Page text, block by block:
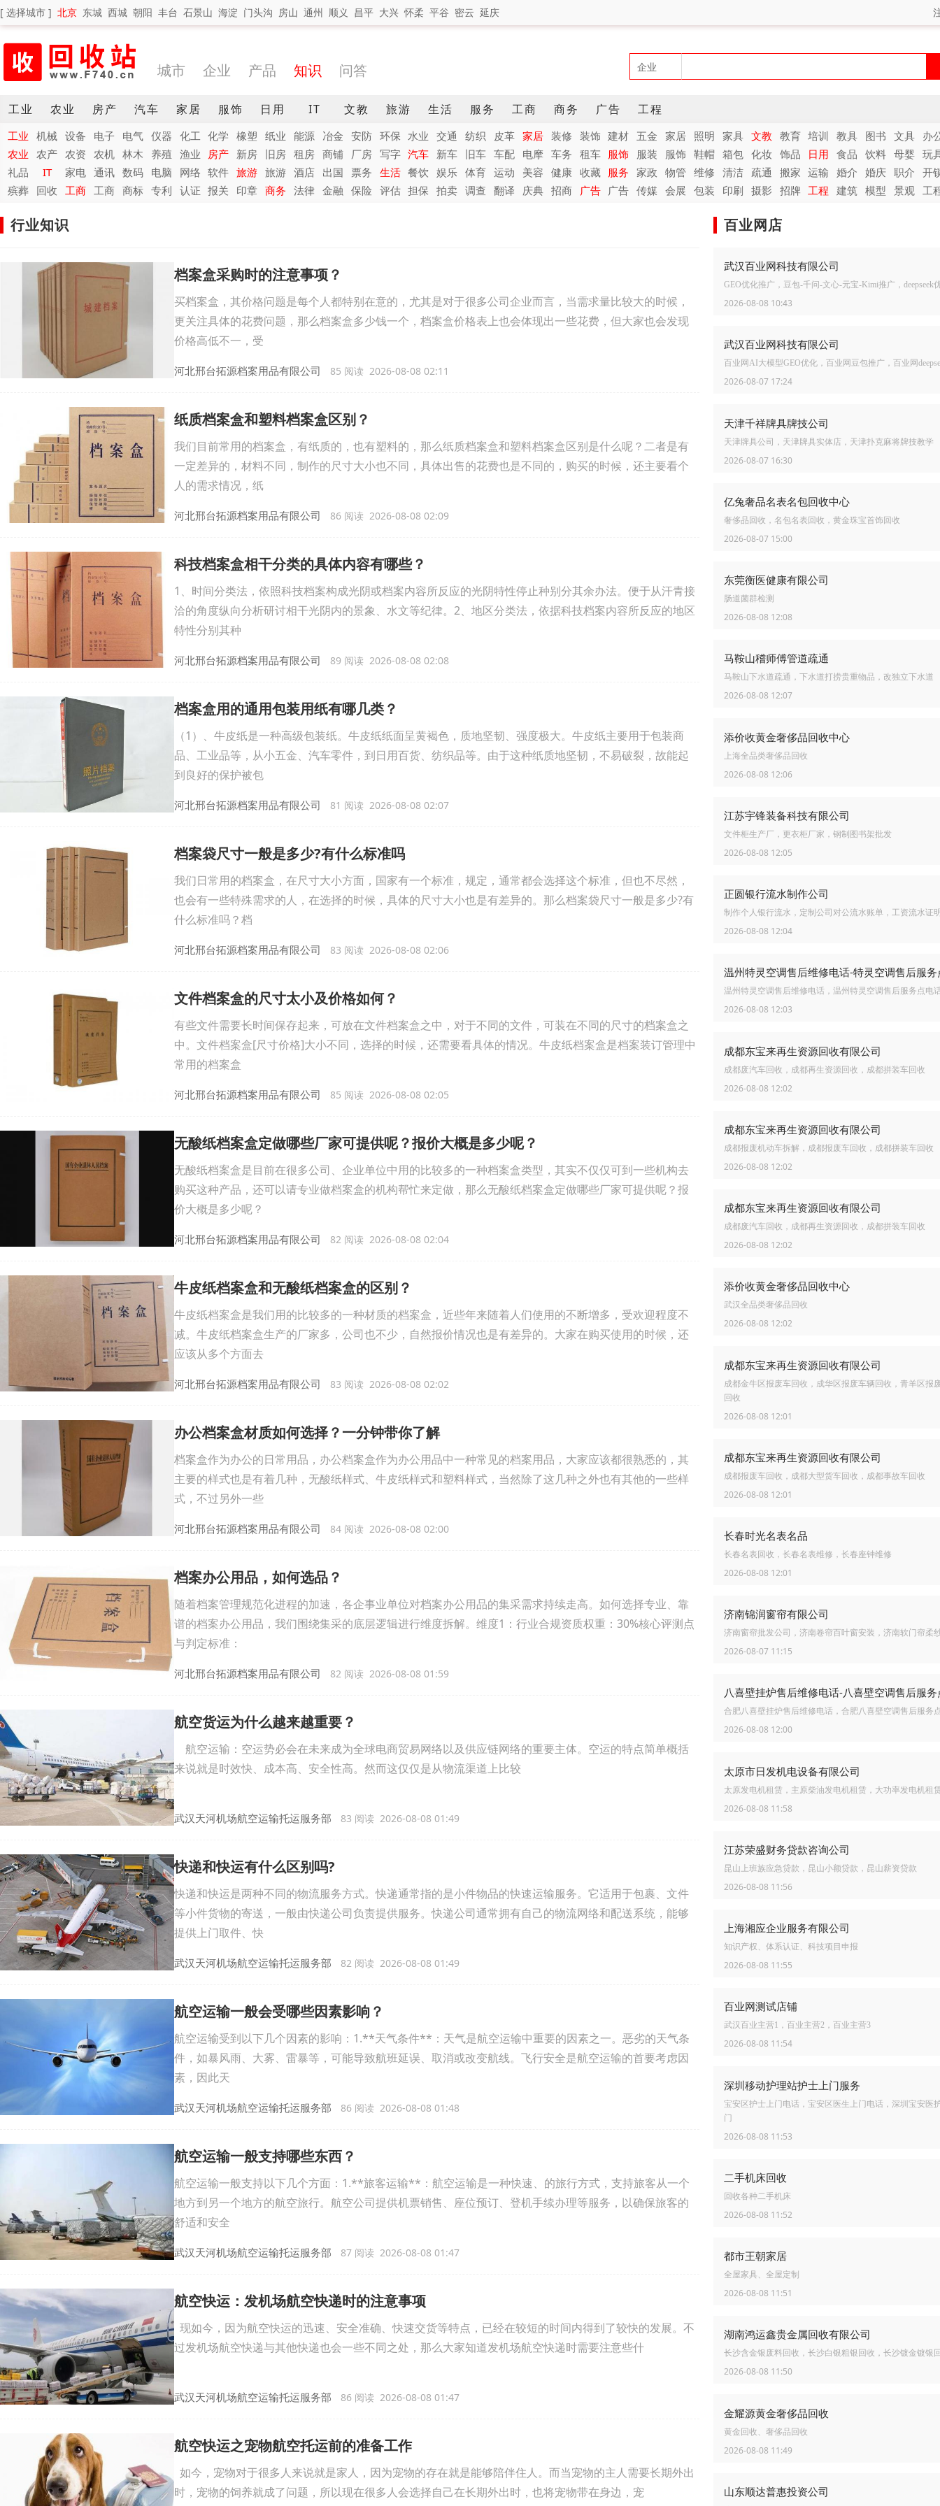
[ 选择城市 ] 北京 东城 西城 朝阳 丰台 石景山 海淀 门头沟 房山 通州 顺义 昌平 大兴 怀柔 平谷 密云 延庆
城市 企业 产品 知识 问答
工业 农业 房产 汽车 家居 服饰 日用 IT 文教 旅游 生活 服务 工商 商务 广告 工程
工业 机械 设备 电子 电气 仪器 化工 化学 橡塑 纸业 能源 冶金 安防 环保 水业 交通 纺织 皮革 家居 装修 装饰 建材 五金 家居 照明 家具 文教 教育 培训 教具 图书 文具 办
农业
农产 农资 农机 林木 养殖 渔业 房产 新房 旧房 租房 商铺 厂房 写字 汽车 新车 旧车 车配 电摩 车务 租车 服饰 服装 服饰 鞋帽 箱包 化妆 饰品 日用 食品 饮料 母婴 玩
礼品
IT 家电 通讯 数码 电脑 网络 软件 旅游 旅游 酒店 出国 票务 生活 餐饮 娱乐 体育 运动 美容 健康 收藏 服务 家政 物管 维修 清洁 疏通 搬家 运输 婚介 婚庆 职介 开
殡葬 回收 工商 工商 商标 专利 认证 报关 印章 商务 法律 金融 保险 评估 担保 拍卖 调查 翻译 庆典 招商 广告 广告 传媒 会展 包装 印刷 摄影 招牌 工程 建筑 模型 景观 工
行业知识
档案盒采购时的注意事项？
买档案盒，其价格问题是每个人都特别在意的，尤其是对于很多公司企业而言，当需求量比较大的时候，
更关注具体的花费问题，那么档案盒多少钱一个，档案盒价格表上也会体现出一些花费，但大家也会发现
价格高低不一，受
河北邢台拓源档案用品有限公司 85 阅读 2026-08-08 02:11
纸质档案盒和塑料档案盒区别？
我们目前常用的档案盒，有纸质的，也有塑料的，那么纸质档案盒和塑料档案盒区别是什么呢？二者是有
一定差异的，材料不同，制作的尺寸大小也不同，具体出售的花费也是不同的，购买的时候，还主要看个
人的需求情况，纸
河北邢台拓源档案用品有限公司 86 阅读 2026-08-08 02:09
科技档案盒相干分类的具体内容有哪些？
1、时间分类法，依照科技档案构成光阴或档案内容所反应的光阴特性停止种别分其余办法。便于从汗青接
洽的角度纵向分析研讨相干光阴内的景象、水文等纪律。2、地区分类法，依据科技档案内容所反应的地区
特性分别其种
河北邢台拓源档案用品有限公司 89 阅读 2026-08-08 02:08
档案盒用的通用包装用纸有哪几类？
（1）、牛皮纸是一种高级包装纸。牛皮纸纸面呈黄褐色，质地坚韧、强度极大。牛皮纸主要用于包装商
品、工业品等，从小五金、汽车零件，到日用百货、纺织品等。由于这种纸质地坚韧，不易破裂，故能起
到良好的保护被包
河北邢台拓源档案用品有限公司 81 阅读 2026-08-08 02:07
档案袋尺寸一般是多少?有什么标准吗
我们日常用的档案盒，在尺寸大小方面，国家有一个标准，规定，通常都会选择这个标准，但也不尽然，
也会有一些特殊需求的人，在选择的时候，具体的尺寸大小也是有差异的。那么档案袋尺寸一般是多少?有
什么标准吗？档
河北邢台拓源档案用品有限公司 83 阅读 2026-08-08 02:06
文件档案盒的尺寸太小及价格如何？
有些文件需要长时间保存起来，可放在文件档案盒之中，对于不同的文件，可装在不同的尺寸的档案盒之
中。文件档案盒[尺寸价格]大小不同，选择的时候，还需要看具体的情况。牛皮纸档案盒是档案装订管理中
常用的档案盒
河北邢台拓源档案用品有限公司 85 阅读 2026-08-08 02:05
无酸纸档案盒定做哪些厂家可提供呢？报价大概是多少呢？
无酸纸档案盒是目前在很多公司、企业单位中用的比较多的一种档案盒类型，其实不仅仅可到一些机构去
购买这种产品，还可以请专业做档案盒的机构帮忙来定做，那么无酸纸档案盒定做哪些厂家可提供呢？报
价大概是多少呢？
河北邢台拓源档案用品有限公司 82 阅读 2026-08-08 02:04
牛皮纸档案盒和无酸纸档案盒的区别？
牛皮纸档案盒是我们用的比较多的一种材质的档案盒，近些年来随着人们使用的不断增多，受欢迎程度不
减。牛皮纸档案盒生产的厂家多，公司也不少，自然报价情况也是有差异的。大家在购买使用的时候，还
应该从多个方面去
河北邢台拓源档案用品有限公司 83 阅读 2026-08-08 02:02
办公档案盒材质如何选择？一分钟带你了解
档案盒作为办公的日常用品，办公档案盒作为办公用品中一种常见的档案用品，大家应该都很熟悉的，其
主要的样式也是有着几种，无酸纸样式、牛皮纸样式和塑料样式，当然除了这几种之外也有其他的一些样
式，不过另外一些
河北邢台拓源档案用品有限公司 84 阅读 2026-08-08 02:00
档案办公用品，如何选品？
随着档案管理规范化进程的加速，各企事业单位对档案办公用品的集采需求持续走高。如何选择专业、靠
谱的档案办公用品，我们围绕集采的底层逻辑进行维度拆解。维度1：行业合规资质权重：30%核心评测点
与判定标准：
河北邢台拓源档案用品有限公司 82 阅读 2026-08-08 01:59
航空货运为什么越来越重要？
航空运输：空运势必会在未来成为全球电商贸易网络以及供应链网络的重要主体。空运的特点简单概括
来说就是时效快、成本高、安全性高。然而这仅仅是从物流渠道上比较
武汉天河机场航空运输托运服务部 83 阅读 2026-08-08 01:49
快递和快运有什么区别吗?
快递和快运是两种不同的物流服务方式。快递通常指的是小件物品的快速运输服务。它适用于包裹、文件
等小件货物的寄送，一般由快递公司负责提供服务。快递公司通常拥有自己的物流网络和配送系统，能够
提供上门取件、快
武汉天河机场航空运输托运服务部 82 阅读 2026-08-08 01:49
航空运输一般会受哪些因素影响？
航空运输受到以下几个因素的影响：1.**天气条件**：天气是航空运输中重要的因素之一。恶劣的天气条
件，如暴风雨、大雾、雷暴等，可能导致航班延误、取消或改变航线。飞行安全是航空运输的首要考虑因
素，因此天
武汉天河机场航空运输托运服务部 86 阅读 2026-08-08 01:48
航空运输一般支持哪些东西？
航空运输一般支持以下几个方面：1.**旅客运输**：航空运输是一种快速、的旅行方式，支持旅客从一个
地方到另一个地方的航空旅行。航空公司提供机票销售、座位预订、登机手续办理等服务，以确保旅客的
舒适和安全
武汉天河机场航空运输托运服务部 87 阅读 2026-08-08 01:47
航空快运：发机场航空快递时的注意事项
现如今，因为航空快运的迅速、安全准确、快速交货等特点，已经在较短的时间内得到了较快的发展。不
过发机场航空快递与其他快递也会一些不同之处，那么大家知道发机场航空快递时需要注意些什
武汉天河机场航空运输托运服务部 86 阅读 2026-08-08 01:47
航空快运之宠物航空托运前的准备工作
如今，宠物对于很多人来说就是家人，因为宠物的存在就是能够陪伴住人。而当宠物的主人需要长期外出
时，宠物的饲养就成了问题，所以现在很多人会选择自己在长期外出时，也将宠物带在身边，宠
百业网店
武汉百业网科技有限公司
GEO优化推广，豆包-千问-文心-元宝-Kimi推广，deepseek
2026-08-08 10:43
武汉百业网科技有限公司
百业网AI大模型GEO优化，百业网豆包推广，百业网
2026-08-07 17:24
天津千祥牌具牌技公司
天津牌具公司，天津牌具实体店，天津扑克麻将牌技教学
2026-08-07 16:30
亿兔奢品名表名包回收中心
奢侈品回收，名包名表回收，黄金珠宝首饰回收
2026-08-07 15:00
东莞衡医健康有限公司
肠道菌群检测
2026-08-08 12:08
马鞍山稽师傅管道疏通
马鞍山下水道疏通，下水道打捞贵重物品，改独立下水道
2026-08-08 12:07
添价收黄金奢侈品回收中心
上海全品类奢侈品回收
2026-08-08 12:06
江苏宇锋装备科技有限公司
文件柜生产厂，更衣柜厂家，钢制图书架批发
2026-08-08 12:05
正圆银行流水制作公司
制作个人银行流水，定制公司对公流水账单，工资流水证
2026-08-08 12:04
温州特灵空调售后维修电话，温州特灵空调售后服务点电
2026-08-08 12:03
成都东宝来再生资源回收有限公司
成都废汽车回收，成都再生资源回收，成都拼装车回收
2026-08-08 12:02
成都东宝来再生资源回收有限公司
成都报废机动车拆解，成都报废车回收，成都拼装车回收
2026-08-08 12:02
成都东宝来再生资源回收有限公司
成都废汽车回收，成都再生资源回收，成都拼装车回收
2026-08-08 12:02
添价收黄金奢侈品回收中心
武汉全品类奢侈品回收
2026-08-08 12:02
成都东宝来再生资源回收有限公司
成都金牛区报废车回收，成华区报废车辆回收，青羊区报
回收
2026-08-08 12:01
成都东宝来再生资源回收有限公司
成都报废车回收，成都大型货车回收，成都事故车回收
2026-08-08 12:01
长春时光名表名品
长春名表回收，长春名表维修，长春座钟维修
2026-08-08 12:01
济南锦润窗帘有限公司
济南窗帘批发公司，济南卷帘百叶窗安装，济南软门帘柔
2026-08-07 11:15
合肥八喜壁挂炉售后维修电话，合肥八喜壁空调售后服务
2026-08-08 12:00
太原市日发机电设备有限公司
太原发电机租赁，主原柴油发电机租赁，大功率发电机租
2026-08-08 11:58
江苏荣盛财务贷款咨询公司
昆山上班族应急贷款，昆山小额贷款，昆山薪资贷款
2026-08-08 11:56
上海湘应企业服务有限公司
知识产权、体系认证、科技项目申报
2026-08-08 11:55
百业网测试店铺
武汉百业主营1，百业主营2，百业主营3
2026-08-08 11:54
深圳移动护理站护士上门服务
宝安区护士上门电话，宝安区医生上门电话，深圳宝安医
门
2026-08-08 11:53
二手机床回收
回收各种二手机床
2026-08-08 11:52
都市王朝家居
全屋家具、全屋定制
2026-08-08 11:51
湖南鸿运鑫贵金属回收有限公司
长沙含金银废料回收，长沙白银粗银回收，长沙镀金镀银
2026-08-08 11:50
金耀源黄金奢侈品回收
黄金回收、奢侈品回收
2026-08-08 11:49
山东顺达普惠投资公司